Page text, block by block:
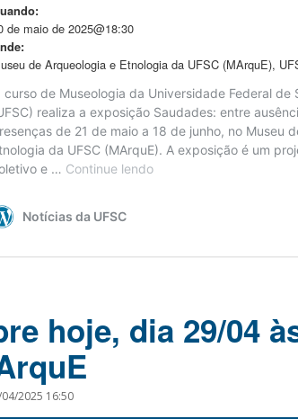
hoje, dia 29/04
2025 16:50